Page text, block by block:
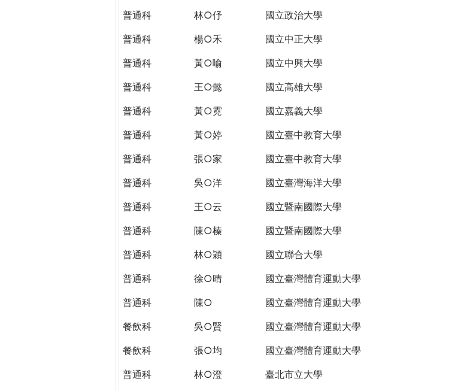
e
普通科
林○伃 國立政治大學
普通科
楊○禾 國立中正大學
普通科
黃○喻 國立中興大學
普通科
王○懿 國立高雄大學
普通科
黃○霓 國立嘉義大學
普通科
黃○婷 國立臺中教育大學
普通科
張○家 國立臺中教育大學
普通科
吳○洋 國立臺灣海洋大學
普通科
王○云 國立暨南國際大學
普通科
陳○榛 國立暨南國際大學
普通科
林○穎 國立聯合大學
普通科
徐○晴 國立臺灣體育運動大學
普通科
陳○ 國立臺灣體育運動大學
餐飲科
吳○賢 國立臺灣體育運動大學
餐飲科
張○均 國立臺灣體育運動大學
普通科
林○澄 臺北市立大學